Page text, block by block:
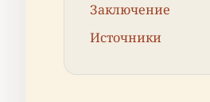
Заключение
Источники